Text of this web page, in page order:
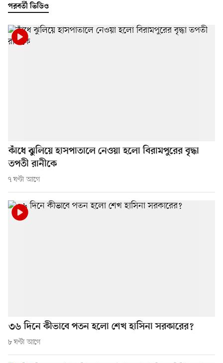
পরবর্তী ভিডিও
কাঁধে ঝুলিয়ে হাসপাতালে নেওয়া হলো বিরামপুরের বৃদ্ধা
তপতী রানীকে
৭ ঘণ্টা আগে
৩৬ দিনে কীভাবে পতন হলো শেখ হাসিনা সরকারের?
৮ ঘণ্টা আগে